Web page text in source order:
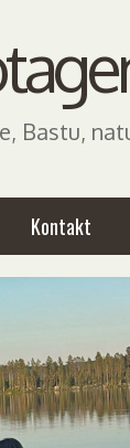
Bastu,
Kontakt